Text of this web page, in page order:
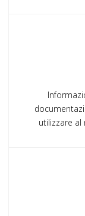
utilizzare